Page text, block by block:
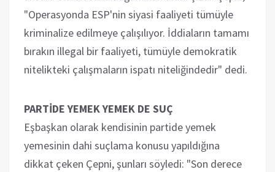
"Operasyonda ESP'nin siyasi faaliyeti tümüyle
kriminalize edilmeye çalışılıyor. İddiaların tamamı
bırakın illegal bir faaliyeti, tümüyle demokratik
nitelikteki çalışmaların ispatı niteliğindedir" dedi.
PARTİDE YEMEK YEMEK DE SUÇ
Eşbaşkan olarak kendisinin partide yemek
yemesinin dahi suçlama konusu yapıldığına
dikkat çeken Çepni, şunları söyledi: "Son derece